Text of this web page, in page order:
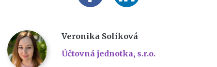
Veronika Solíková
Účtovná jednotka, s.r.o.